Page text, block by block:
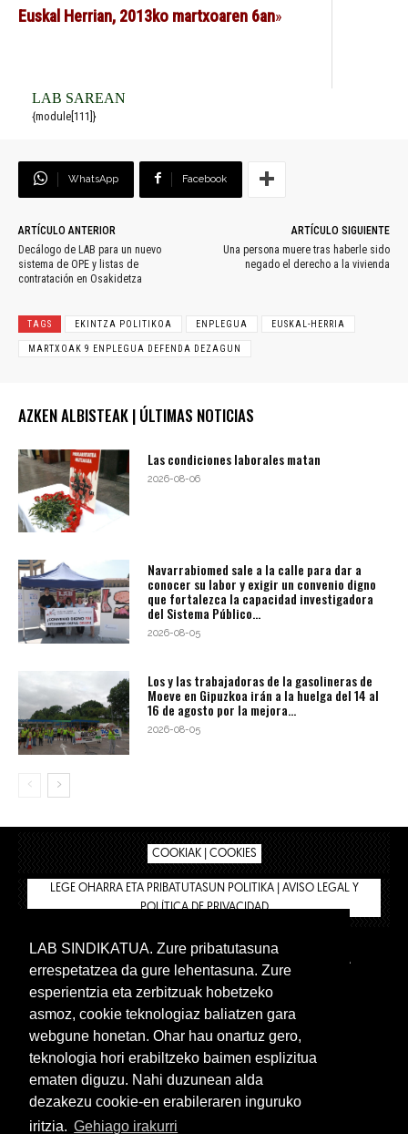
Euskal Herrian, 2013ko martxoaren 6an»
LAB SAREAN
{module[111]}
WhatsApp Facebook
ARTÍCULO ANTERIOR
Decálogo de LAB para un nuevo
sistema de OPE y listas de
contratación en Osakidetza
ARTÍCULO SIGUIENTE
Una persona muere tras haberle sido
negado el derecho a la vivienda
TAGS EKINTZA POLITIKOA ENPLEGUA EUSKAL-HERRIA
MARTXOAK 9 ENPLEGUA DEFENDA DEZAGUN
AZKEN ALBISTEAK | ÚLTIMAS NOTICIAS
Las condiciones laborales matan
2026-08-06
Navarrabiomed sale a la calle para dar a
conocer su labor y exigir un convenio digno
que fortalezca la capacidad investigadora
del Sistema Público...
2026-08-05
Los y las trabajadoras de la gasolineras de
Moeve en Gipuzkoa irán a la huelga del 14 al
16 de agosto por la mejora...
2026-08-05
COOKIAK | COOKIES
LEGE OHARRA ETA PRIBATUTASUN POLITIKA | AVISO LEGAL Y
POLÍTICA DE PRIVACIDAD
BIZILAN.EUS
TIENDA
INTRANET 🔑
Euskera Castellano
LAB SINDIKATUA. Zure pribatutasuna
errespetatzea da gure lehentasuna. Zure
esperientzia eta zerbitzuak hobetzeko
asmoz, cookie teknologiaz baliatzen gara
webgune honetan. Ohar hau onartuz gero,
teknologia hori erabiltzeko baimen esplizitua
ematen diguzu. Nahi duzunean alda
dezakezu cookie-en erabileraren inguruko
iritzia. Gehiago irakurri